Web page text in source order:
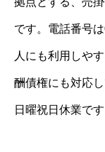
です。電話番号
人にも利用しや
酬債権にも対応
日曜祝日休業です